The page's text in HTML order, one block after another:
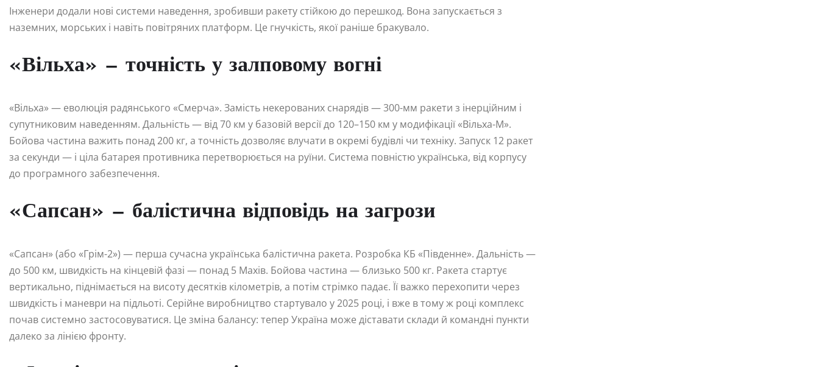
Інженери додали нові системи наведення, зробивши ракету стійкою до перешкод. Вона запускається з
наземних, морських і навіть повітряних платформ. Це гнучкість, якої раніше бракувало.
«Вільха» — точність у залповому вогні
«Вільха» — еволюція радянського «Смерча». Замість некерованих снарядів — 300-мм ракети з інерційним і
супутниковим наведенням. Дальність — від 70 км у базовій версії до 120–150 км у модифікації «Вільха-М».
Бойова частина важить понад 200 кг, а точність дозволяє влучати в окремі будівлі чи техніку. Запуск 12 ракет
за секунди — і ціла батарея противника перетворюється на руїни. Система повністю українська, від корпусу
до програмного забезпечення.
«Сапсан» — балістична відповідь на загрози
«Сапсан» (або «Грім-2») — перша сучасна українська балістична ракета. Розробка КБ «Південне». Дальність —
до 500 км, швидкість на кінцевій фазі — понад 5 Махів. Бойова частина — близько 500 кг. Ракета стартує
вертикально, піднімається на висоту десятків кілометрів, а потім стрімко падає. Її важко перехопити через
швидкість і маневри на підльоті. Серійне виробництво стартувало у 2025 році, і вже в тому ж році комплекс
почав системно застосовуватися. Це зміна балансу: тепер Україна може діставати склади й командні пункти
далеко за лінією фронту.